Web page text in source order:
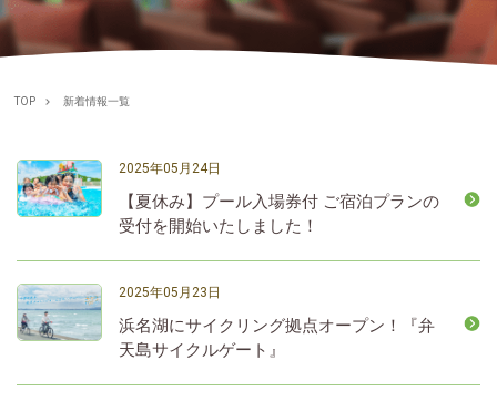
TOP 新着情報一覧
2025年05月24日
【夏休み】プール入場券付 ご宿泊プランの
受付を開始いたしました！
2025年05月23日
浜名湖にサイクリング拠点オープン！『弁
天島サイクルゲート』